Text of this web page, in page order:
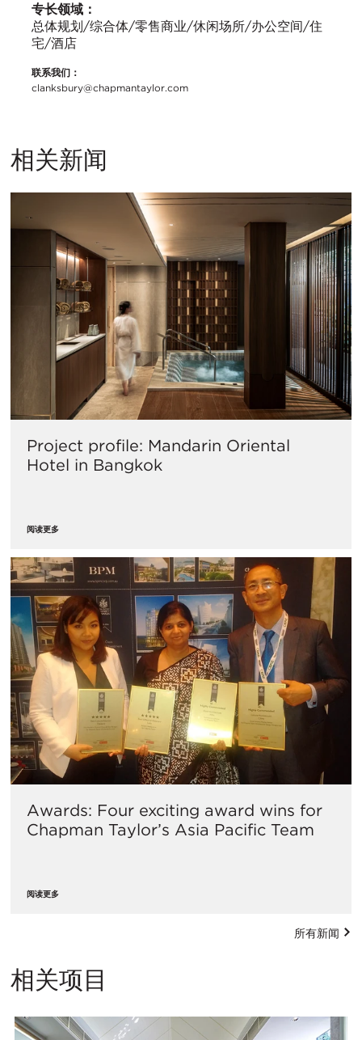
专长领域：
总体规划/综合体/零售商业/休闲场所/办公空间/住
宅/酒店
联系我们：
clanksbury@chapmantaylor.com
相关新闻
Project profile: Mandarin Oriental
Hotel in Bangkok
阅读更多
Awards: Four exciting award wins for
Chapman Taylor’s Asia Pacific Team
阅读更多
所有新闻
相关项目